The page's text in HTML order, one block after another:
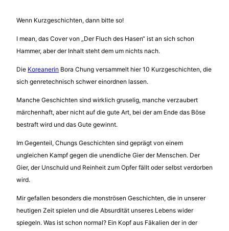
Wenn Kurzgeschichten, dann bitte so!
I mean, das Cover von „Der Fluch des Hasen“ ist an sich schon
Hammer, aber der Inhalt steht dem um nichts nach.
Die Koreanerin Bora Chung versammelt hier 10 Kurzgeschichten, die
sich genretechnisch schwer einordnen lassen.
Manche Geschichten sind wirklich gruselig, manche verzaubert
märchenhaft, aber nicht auf die gute Art, bei der am Ende das Böse
bestraft wird und das Gute gewinnt.
Im Gegenteil, Chungs Geschichten sind geprägt von einem
ungleichen Kampf gegen die unendliche Gier der Menschen. Der
Gier, der Unschuld und Reinheit zum Opfer fällt oder selbst verdorben
wird.
Mir gefallen besonders die monströsen Geschichten, die in unserer
heutigen Zeit spielen und die Absurdität unseres Lebens wider
spiegeln. Was ist schon normal? Ein Kopf aus Fäkalien der in der